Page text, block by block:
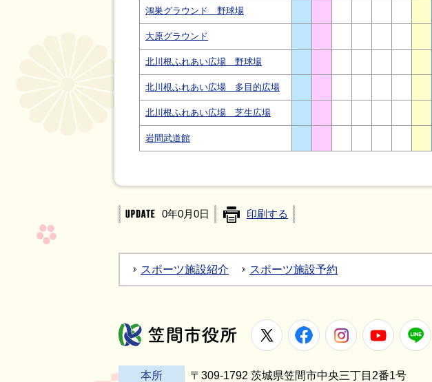
鴻巣グラウンド 野球場
大原グラウンド
北川根ふれあい広場 野球場
北川根ふれあい広場 多目的広場
北川根ふれあい広場 芝生広場
岩間武道館
0年0月0日 印刷する
スポーツ施設紹介 スポーツ施設予約
笠間市役所
X FacebookInstagramYoutube
本所 〒309-1792 茨城県笠間市中央三丁目2番1号